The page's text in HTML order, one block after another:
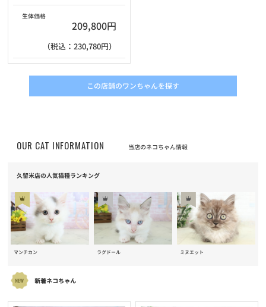
生体価格
209,800円
（税込：230,780円）
この店舗のワンちゃんを探す
OUR CAT INFORMATION 当店のネコちゃん情報
久留米店の人気猫種ランキング
マンチカン ラグドール ミヌエット
新着ネコちゃん